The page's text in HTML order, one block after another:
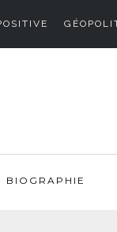
BIOGRAPHIE